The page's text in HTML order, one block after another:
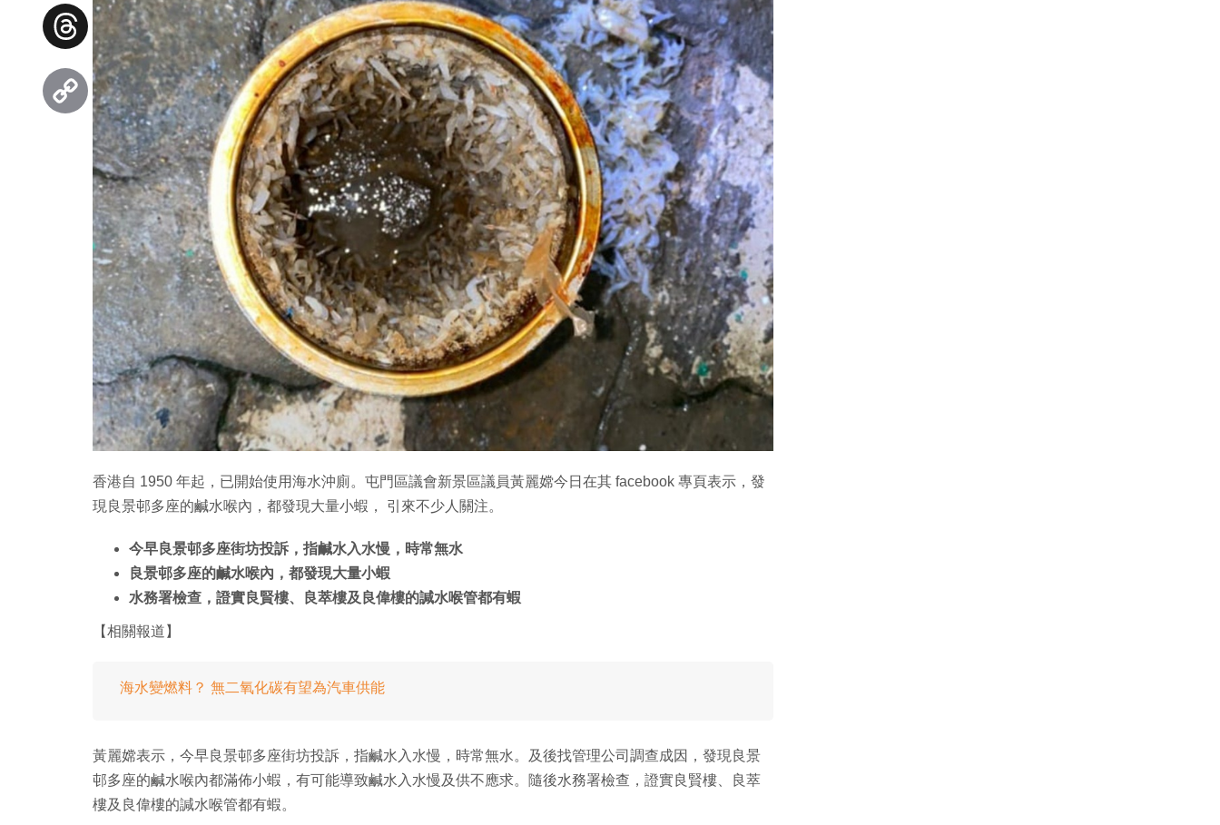
香港自 1950 年起，已開始使用海水沖廁。屯門區議會新景區議員黃麗嫦今日在其 facebook 專頁表示，發
現良景邨多座的鹹水喉內，都發現大量小蝦， 引來不少人關注。
今早良景邨多座街坊投訴，指鹹水入水慢，時常無水
良景邨多座的鹹水喉內，都發現大量小蝦
水務署檢查，證實良賢樓、良萃樓及良偉樓的諴水喉管都有蝦
【相關報道】
海水變燃料？ 無二氧化碳有望為汽車供能
黃麗嫦表示，今早良景邨多座街坊投訴，指鹹水入水慢，時常無水。及後找管理公司調查成因，發現良景
邨多座的鹹水喉內都滿佈小蝦，有可能導致鹹水入水慢及供不應求。隨後水務署檢查，證實良賢樓、良萃
樓及良偉樓的諴水喉管都有蝦。
Facebook
Threads
Copy
Link